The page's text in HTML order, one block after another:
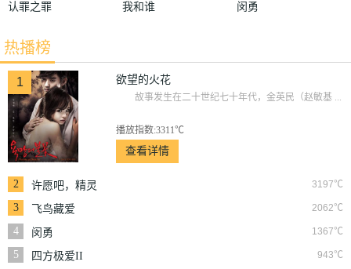
认罪之罪 我和谁 闵勇
热播榜
1 欲望的火花
故事发生在二十世纪七十年代，金英民（赵敏基 ...
播放指数:3311℃
查看详情
2 3197℃
许愿吧，精灵
3
2062℃
飞鸟藏爱
4
1367℃
闵勇
5
943℃
四方极爱II